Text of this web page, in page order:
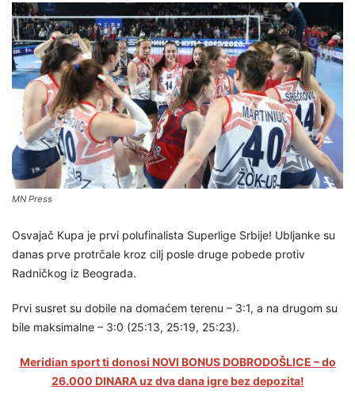
MN Press
Osvajač Kupa je prvi polufinalista Superlige Srbije! Ubljanke su
danas prve protrčale kroz cilj posle druge pobede protiv
Radničkog iz Beograda.
Prvi susret su dobile na domaćem terenu – 3:1, a na drugom su
bile maksimalne – 3:0 (25:13, 25:19, 25:23).
Meridian sport ti donosi NOVI BONUS DOBRODOŠLICE – do
26.000 DINARA uz dva dana igre bez depozita!